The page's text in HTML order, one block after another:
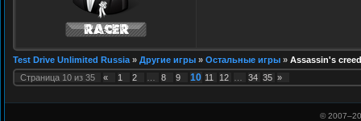
Test Drive Unlimited Russia » Другие игры » Остальные игры » Assassin's creed
Страница 10 из 35 « 1 2 8 9 10 11 12 34 35 »
© 2007–